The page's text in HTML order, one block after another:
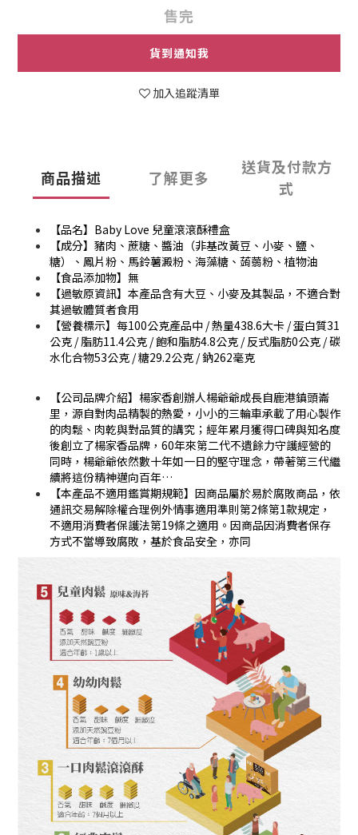
售完
貨到通知我
加入追蹤清單
商品描述 了解更多
送貨及付款方
式
【品名】Baby Love 兒童滾滾酥禮盒
【成分】豬肉、蔗糖、醬油（非基改黃豆、小麥、鹽、
糖）、鳳片粉、馬鈴薯澱粉、海藻糖、蒟蒻粉、植物油
【食品添加物】無
【過敏原資訊】本產品含有大豆、小麥及其製品，不適合對
其過敏體質者食用
【營養標示】每100公克產品中 / 熱量438.6大卡 / 蛋白質31
公克 / 脂肪11.4公克 / 飽和脂肪4.8公克 / 反式脂肪0公克 / 碳
水化合物53公克 / 糖29.2公克 / 鈉262毫克
【公司品牌介紹】楊家香創辦人楊爺爺成長自鹿港鎮頭崙
里，源自對肉品精製的熱愛，小小的三輪車承載了用心製作
的肉鬆、肉乾與對品質的講究；經年累月獲得口碑與知名度
後創立了楊家香品牌，60年來第二代不遺餘力守護經營的
同時，楊爺爺依然數十年如一日的堅守理念，帶著第三代繼
續將這份精神邁向百年…
【本產品不適用鑑賞期規範】因商品屬於易於腐敗商品，依
通訊交易解除權合理例外情事適用準則第2條第1款規定，
不適用消費者保護法第19條之適用。因商品因消費者保存
方式不當導致腐敗，基於食品安全，亦同